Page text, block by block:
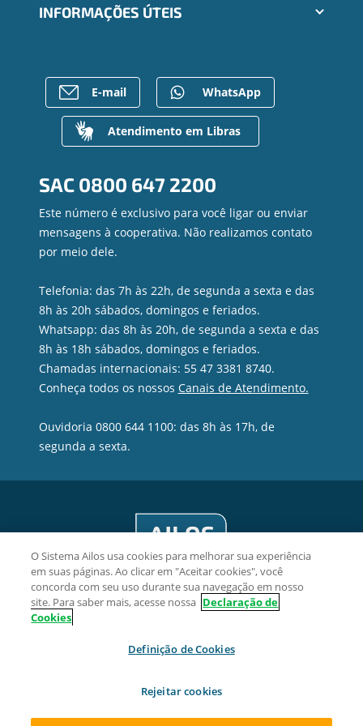
Trabalhe Conosco
Ailos Educação
Mapa do site
Gerenciar Cookies
Consórcios
Previdência
Para empresas
INFORMAÇÕES ÚTEIS
Caixa Eletrônico
Regularização de dívidas
Valores a Receber
Contato
Ouvidoria
E-mail WhatsApp
Atendimento em Libras
SAC 0800 647 2200
Este número é exclusivo para você ligar ou enviar
mensagens à cooperativa. Não realizamos contato
por meio dele.
Telefonia: das 7h às 22h, de segunda a sexta e das
8h às 20h sábados, domingos e feriados.
Whatsapp: das 8h às 20h, de segunda a sexta e das
8h às 18h sábados, domingos e feriados.
Chamadas internacionais: 55 47 3381 8740.
Conheça todos os nossos Canais de Atendimento.
Ouvidoria 0800 644 1100: das 8h às 17h, de
segunda a sexta.
Únilos Cooperativa de Crédito - CNPJ 02.405.189/0001-28
2026 Sistema Ailos. Todos os direitos reservados.
O Sistema Ailos usa cookies para melhorar sua experiência
em suas páginas. Ao clicar em "Aceitar cookies", você
concorda com seu uso durante sua navegação em nosso
site. Para saber mais, acesse nossa Declaração de
Cookies
Definição de Cookies
Rejeitar cookies